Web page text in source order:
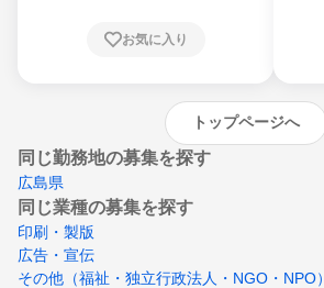
崎県、熊本県、大分県、宮崎県、鹿児島県、
お気に入り
トップページへ
同じ勤務地の募集を探す
広島県
同じ業種の募集を探す
印刷・製版
広告・宣伝
その他（福祉・独立行政法人・NGO・NPO）